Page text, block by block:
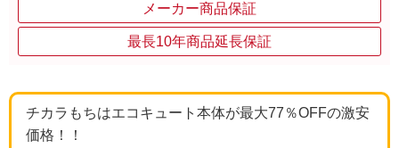
メーカー商品保証
最長10年商品延長保証
チカラもちはエコキュート本体が最大77％OFFの激安
価格！！